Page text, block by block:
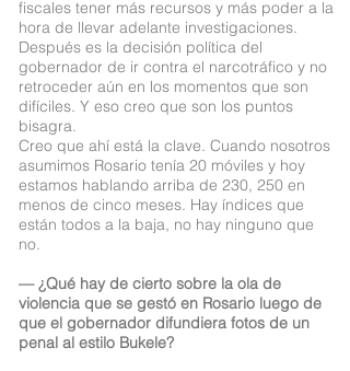
fiscales tener más recursos y más poder a la
hora de llevar adelante investigaciones.
Después es la decisión política del
gobernador de ir contra el narcotráfico y no
retroceder aún en los momentos que son
difíciles. Y eso creo que son los puntos
bisagra.
Creo que ahí está la clave. Cuando nosotros
asumimos Rosario tenía 20 móviles y hoy
estamos hablando arriba de 230, 250 en
menos de cinco meses. Hay índices que
están todos a la baja, no hay ninguno que
no.
— ¿Qué hay de cierto sobre la ola de
violencia que se gestó en Rosario luego de
que el gobernador difundiera fotos de un
penal al estilo Bukele?